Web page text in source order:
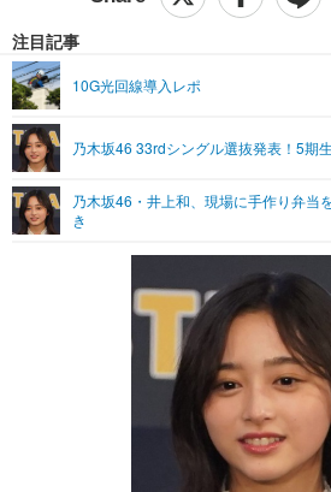
ショッピング
エンタメTOP
グラビア
ショッピング
ライフTOP
リリース一覧
プッシュ通知の停止方法
注目記事
10G光回線導入レポ
乃木坂46 33rdシングル選抜発表！5期
乃木坂46・井上和、現場に手作り弁当
き